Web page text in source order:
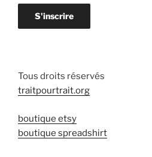
Tous droits réservés
traitpourtrait.org
boutique etsy
boutique spreadshirt